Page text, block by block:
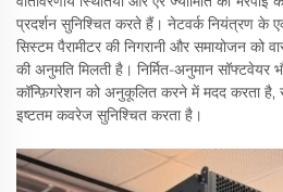
प्रदर्शन सुनिश्चित करते हैं। नेटवर्क नियंत्रण के
सिस्टम पैरामीटर की निगरानी और समायोजन
की अनुमति मिलती है। निर्मित-अनुमान सॉफ्टवेयर
कॉन्फ़िगरेशन को अनुकूलित करने में मदद करता
इष्टतम कवरेज सुनिश्चित करता है।